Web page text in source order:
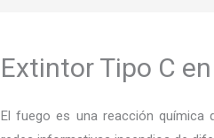
Extintor Tipo C
El fuego es una reacción química